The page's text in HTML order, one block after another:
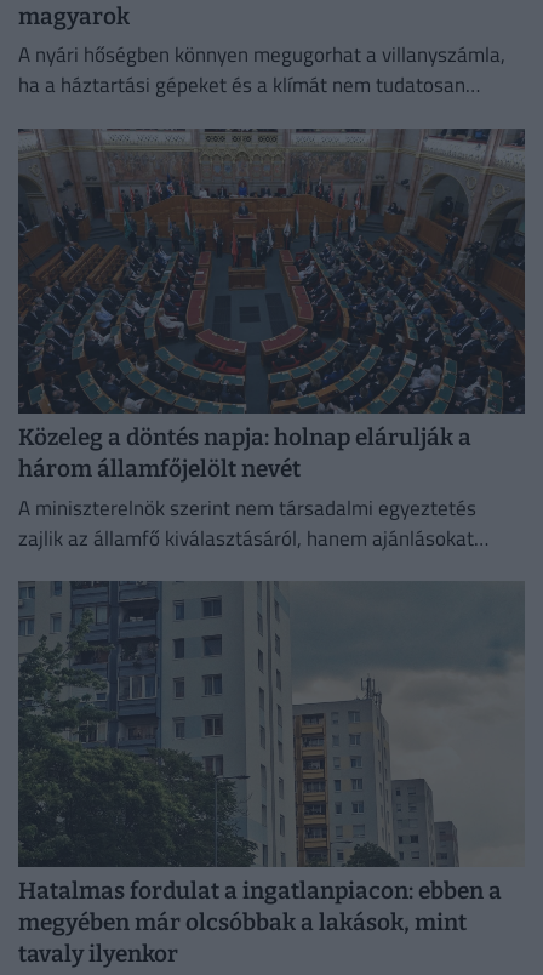
magyarok
A nyári hőségben könnyen megugorhat a villanyszámla,
ha a háztartási gépeket és a klímát nem tudatosan
Közeleg a döntés napja: holnap elárulják a
három államfőjelölt nevét
A miniszterelnök szerint nem társadalmi egyeztetés
zajlik az államfő kiválasztásáról, hanem ajánlásokat
Hatalmas fordulat a ingatlanpiacon: ebben a
megyében már olcsóbbak a lakások, mint
tavaly ilyenkor